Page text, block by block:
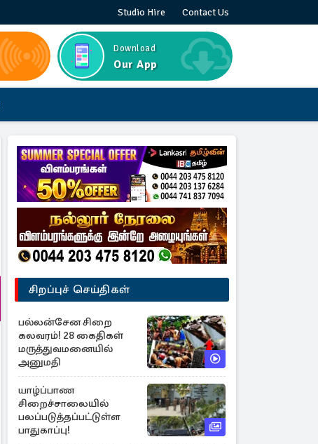
Studio Hire Contact Us
Download
Our App
சிறப்புச் செய்திகள்
பல்லன்சேன சிறை
கலவரம்! 28 கைதிகள்
மருத்துவமனையில்
அனுமதி
யாழ்ப்பாண
சிறைச்சாலையில்
பலப்படுத்தப்பட்டுள்ள
பாதுகாப்பு!